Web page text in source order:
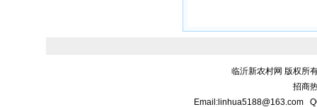
临沂新农村网 版权所
招商
Email:linhua5188@163.com